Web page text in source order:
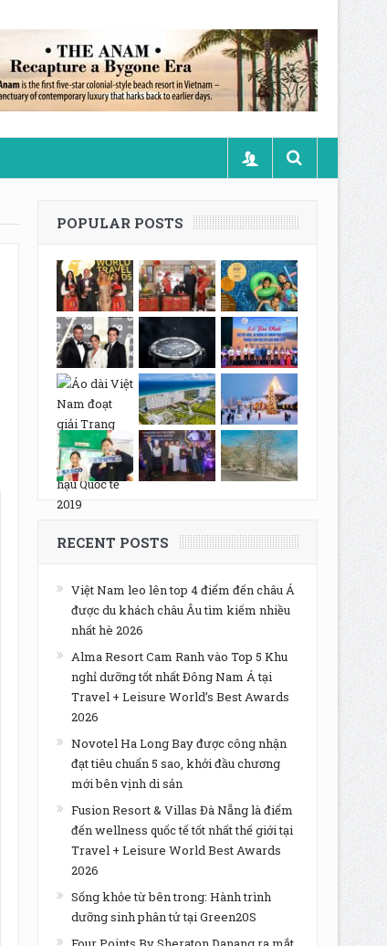
POPULAR POSTS
RECENT POSTS
Việt Nam leo lên top 4 điểm đến châu Á
được du khách châu Âu tìm kiếm nhiều
nhất hè 2026
Alma Resort Cam Ranh vào Top 5 Khu
nghỉ dưỡng tốt nhất Đông Nam Á tại
Travel + Leisure World’s Best Awards
2026
Novotel Ha Long Bay được công nhận
đạt tiêu chuẩn 5 sao, khởi đầu chương
mới bên vịnh di sản
Fusion Resort & Villas Đà Nẵng là điểm
đến wellness quốc tế tốt nhất thế giới tại
Travel + Leisure World Best Awards
2026
Sống khỏe từ bên trong: Hành trình
dưỡng sinh phân tử tại Green20S